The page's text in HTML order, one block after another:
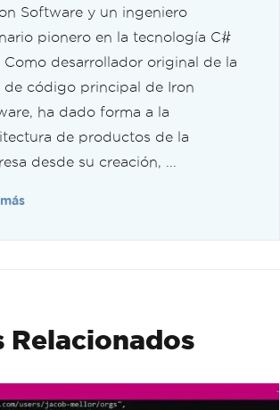
Software y un ingeniero
pionero en la tecnología C#
Como desarrollador original de la
de código principal de Iron
ha dado forma a la
de productos de la
desde su creación, ...